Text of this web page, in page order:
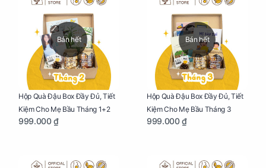
Bán hết
Hộp Quà Đậu Box Đầy Đủ, Tiết
Kiệm Cho Mẹ Bầu Tháng 1+2
999.000 ₫
Bán hết
Hộp Quà Đậu Box Đầy Đủ, Tiết
Kiệm Cho Mẹ Bầu Tháng 3
999.000 ₫